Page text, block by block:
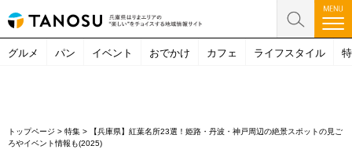
グルメ パン イベント おでかけ カフェ ライフスタイル
トップページ >特集 >
【兵庫県】紅葉名所23選！姫路・丹波・神戸周辺の絶景スポットの見ご
ろやイベント情報も(2025)